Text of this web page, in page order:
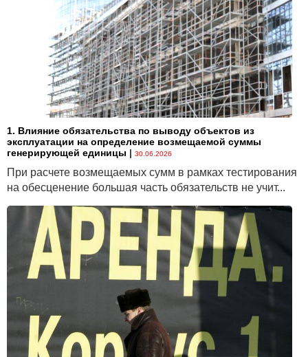
1. Влияние обязательства по выводу объектов из
эксплуатации на определение возмещаемой суммы
генерирующей единицы | 30.06.2026
При расчете возмещаемых сумм в рамках тестирования
на обесценение большая часть обязательств не учит...